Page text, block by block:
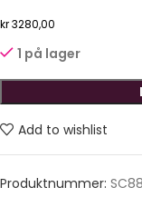
kr3280,00
1 på lager
Add to wishlist
Produktnummer: